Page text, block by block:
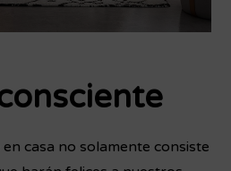
casa no solamente consiste